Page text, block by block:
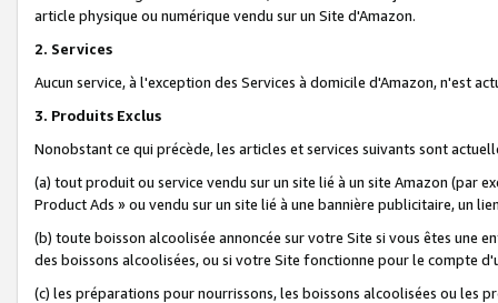
article physique ou numérique vendu sur un Site d'Amazon.
2. Services
Aucun service, à l'exception des Services à domicile d'Amazon, n'est
3. Produits Exclus
Nonobstant ce qui précède, les articles et services suivants sont
(a) tout produit ou service vendu sur un site lié à un site Amazon (par
Product Ads » ou vendu sur un site lié à une bannière publicitaire, un
(b) toute boisson alcoolisée annoncée sur votre Site si vous êtes une
des boissons alcoolisées, ou si votre Site fonctionne pour le compte
(c) les préparations pour nourrissons, les boissons alcoolisées ou les